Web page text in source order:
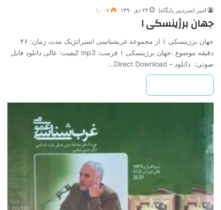
امیر (سردبیر پایگاه) ۲۴ دی ۱۳۹۰ ۱,۰۰۷
جهان برژینسکی ۱
جهان برژینسکی ۱ از مجموعه غرب­شناسی استراتژیک مدت زمان: ۴۶
دقیقه موضوع :جهان برژینسکی ۱ فرمت: mp3 کیفیت: عالی دانلود فایل
صوتی: دانلود – Direct Download…